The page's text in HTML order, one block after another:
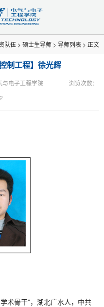
队伍 > 硕士生导师 > 导师列表 > 正文
制工程】徐光辉
与电子工程学院
浏览次数：
术骨干”，湖北广水人，中共